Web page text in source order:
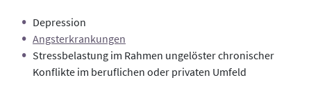
Depression
Angsterkrankungen
Stressbelastung im Rahmen ungelöster chronischer
Konflikte im beruflichen oder privaten Umfeld